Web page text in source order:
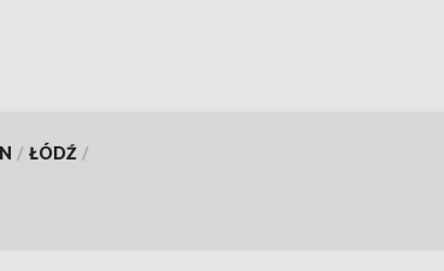
/ ŁÓDŹ /